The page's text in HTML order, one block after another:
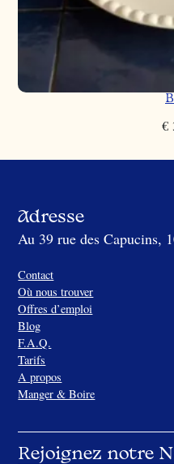
€
Adresse
Au 39 rue des Capucins,
Contact
Où nous trouver
Offres d’emploi
Blog
F.A.Q.
Tarifs
A propos
Manger & Boire
Rejoignez notre